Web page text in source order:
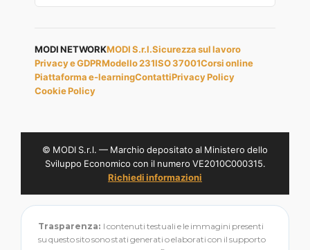
MODI NETWORKMODI S.r.l.Sicurezza sul lavoro
Privacy e GDPRModello 231ISO 37001Corsi online
Piattaforma e-learningContattiPrivacy Policy
Cookie Policy
© MODI S.r.l. — Marchio depositato al Ministero dello
Sviluppo Economico con il numero VE2010C000315.
Richiedi informazioni
Trasparenza: I contenuti testuali e le immagini presenti
su questo sito sono stati generati o elaborati con il supporto